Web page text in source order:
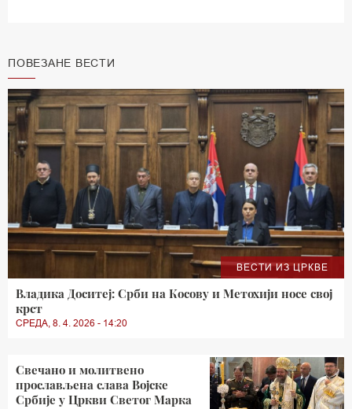
ПОВЕЗАНЕ ВЕСТИ
ВЕСТИ ИЗ ЦРКВЕ
Владика Доситеј: Срби на Косову и Метохији носе свој
крст
СРЕДА, 8. 4. 2026 - 14:20
Свечано и молитвено
прослављена слава Војске
Србије у Цркви Светог Марка